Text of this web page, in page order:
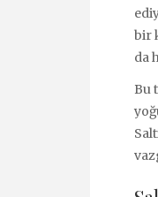
bir
da
Bu